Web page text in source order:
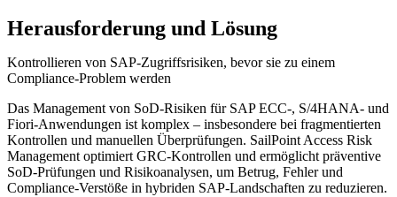
Herausforderung und Lösung
Kontrollieren von SAP-Zugriffsrisiken, bevor sie zu einem
Compliance-Problem werden
Das Management von SoD-Risiken für SAP ECC-, S/4HANA- und
Fiori-Anwendungen ist komplex – insbesondere bei fragmentierten
Kontrollen und manuellen Überprüfungen. SailPoint Access Risk
Management optimiert GRC-Kontrollen und ermöglicht präventive
SoD-Prüfungen und Risikoanalysen, um Betrug, Fehler und
Compliance-Verstöße in hybriden SAP-Landschaften zu reduzieren.